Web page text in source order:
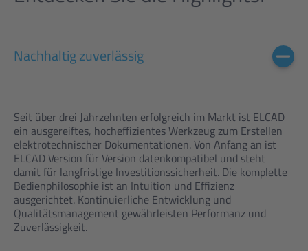
Nachhaltig zuverlässig
Seit über drei Jahrzehnten erfolgreich im Markt ist ELCAD
ein ausgereiftes, hocheffizientes Werkzeug zum Erstellen
elektrotechnischer Dokumentationen. Von Anfang an ist
ELCAD Version für Version datenkompatibel und steht
damit für langfristige Investitionssicherheit. Die komplette
Bedienphilosophie ist an Intuition und Effizienz
ausgerichtet. Kontinuierliche Entwicklung und
Qualitätsmanagement gewährleisten Performanz und
Zuverlässigkeit.